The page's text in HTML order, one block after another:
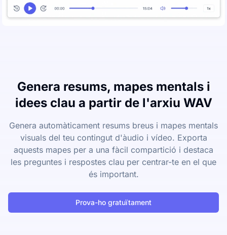
Genera resums, mapes mentals i
idees clau a partir de l'arxiu WAV
Genera automàticament resums breus i mapes mentals
visuals del teu contingut d'àudio i vídeo. Exporta
aquests mapes per a una fàcil compartició i destaca
les preguntes i respostes clau per centrar-te en el que
és important.
Prova-ho gratuïtament